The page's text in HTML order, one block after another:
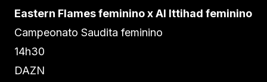
Eastern Flames feminino x Al Ittihad feminino
Campeonato Saudita feminino
14h30
DAZN